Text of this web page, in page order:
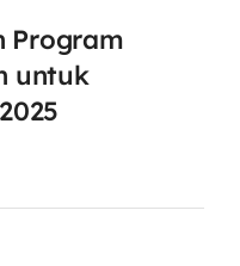
Program
untuk